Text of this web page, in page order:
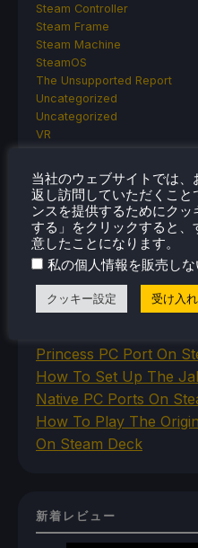
Steam Controller
Steam Frame
Steam Machine
SteamOS
The Unsupported Report
Uncategorized
Uncategorized
VR
最近のヒント＆GUIDES
How To Play Stardew
Deck
How To Set Up The
Steam Deck
Princess PC Port On
How To Set Up The
Native PC Ports On
How To Play The
On Steam Deck
新着レビュー
当社のウェブサイトでは
返し訪問していただくこ
ンスを提供するためにク
する」をクリックすると
意したことになります。
私の個人情報を販売し
クッキー設定 受け入